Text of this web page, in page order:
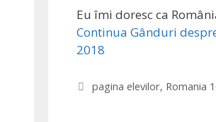
Eu îmi doresc ca
Continua Gânduri
2018
Categories
pagina elevilor, Romania